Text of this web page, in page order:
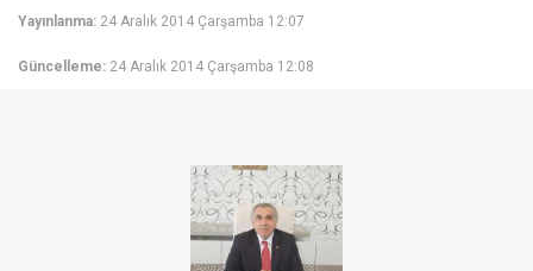
Yayınlanma: 24 Aralık 2014 Çarşamba 12:07
Güncelleme: 24 Aralık 2014 Çarşamba 12:08